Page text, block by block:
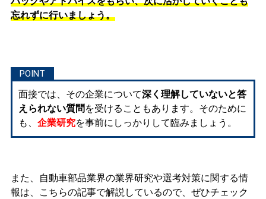
忘れずに行いましょう。
面接では、その企業について深く理解していないと答
えられない質問 を受けることもあります。そのために
も、 企業研究を事前にしっかりして臨みましょう。
また、自動車部品業界の業界研究や選考対策に関する情
報は、こちらの記事で解説しているので、ぜひチェック